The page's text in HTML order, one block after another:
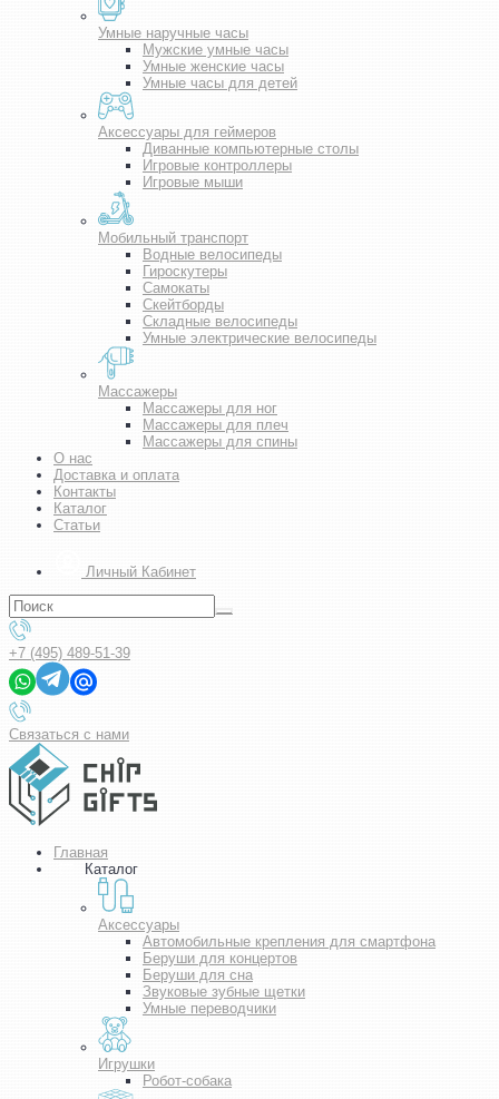
Умные наручные часы
Мужские умные часы
Умные женские часы
Умные часы для детей
Аксессуары для геймеров
Диванные компьютерные столы
Игровые контроллеры
Игровые мыши
Мобильный транспорт
Водные велосипеды
Гироскутеры
Самокаты
Скейтборды
Складные велосипеды
Умные электрические велосипеды
Массажеры
Массажеры для ног
Массажеры для плеч
Массажеры для спины
О нас
Доставка и оплата
Контакты
Каталог
Статьи
Личный Кабинет
+7 (495) 489-51-39
Связаться с нами
Главная
Каталог
Аксессуары
Автомобильные крепления для смартфона
Беруши для концертов
Беруши для сна
Звуковые зубные щетки
Умные переводчики
Игрушки
Робот-собака